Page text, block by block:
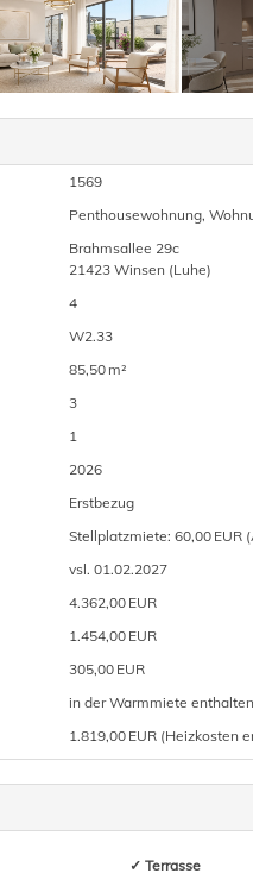
1569
Penthousewohnung,
Brahmsallee 29c
21423 Winsen (Luhe)
4
W2.33
85,50 m²
3
1
2026
Erstbezug
Stellplatzmiete: 60,00 EUR
vsl. 01.02.2027
4.362,00 EUR
1.454,00 EUR
305,00 EUR
in der Warmmiete enthalten
1.819,00 EUR (Heizkosten
✓ Terrasse